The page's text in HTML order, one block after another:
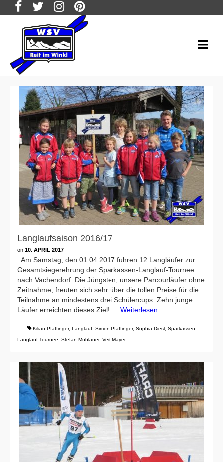
Langlaufsaison 2016/17
on 10. APRIL 2017
Am Samstag, den 01.04.2017 fuhren 12 Langläufer zur
Gesamtsiegerehrung der Sparkassen-Langlauf-Tournee
nach Vachendorf. Die Jüngsten, unsere Parcourläufer ohne
Zeitnahme, freuten sich sehr über die tollen Preise für die
Teilnahme an mindestens drei Schülercups. Zehn junge
Läufer erreichten dieses Ziel! … Weiterlesen
Kilian Pfaffinger, Langlauf Simon Pfaffinger, Sophia Diesl Sparkassen-
Langlauf-Tournee
Stefan Mühlauer, Veit Mayer